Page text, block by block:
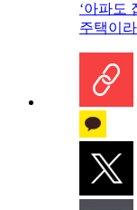
‘아파도
주택이